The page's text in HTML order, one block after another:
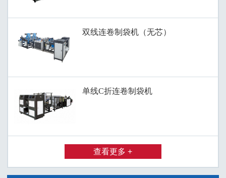
双线连卷制袋机（无芯）
单线C折连卷制袋机
查看更多 +